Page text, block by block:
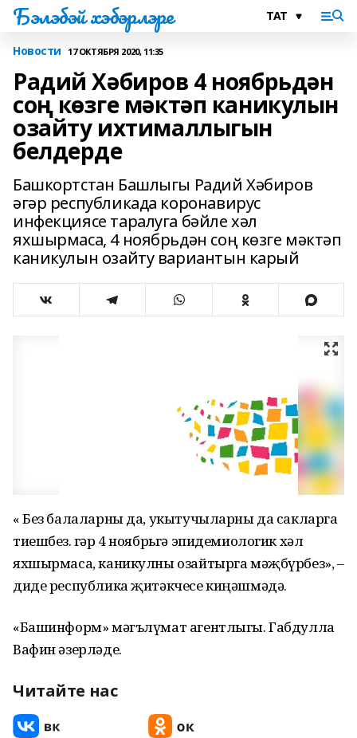
Бэлэбэй хэбэрлэре
Новости 17 ОКТЯБРЯ 2020, 11:35
Радий Хәбиров 4 ноябрьдән
соң көзге мәктәп каникулын
озайту ихтималлыгын
белдерде
Башкортстан Башлыгы Радий Хәбиров
әгәр республикада коронавирус
инфекциясе таралуга бәйле хәл
яхшырмаса, 4 ноябрьдән соң көзге мәктәп
каникулын озайту вариантын карый
« Без балаларны да, укытучыларны да сакларга
тиешбез. Әгәр 4 ноябрьгә эпидемиологик хәл
яхшырмаса, каникулны озайтырга мәҗбүрбез», –
диде республика җитәкчесе киңәшмәдә.
«Башинформ» мәгълүмат агентлыгы. Габдулла
Вафин әзерләде.
Читайте нас